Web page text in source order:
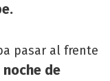
pasar al frente
noche de